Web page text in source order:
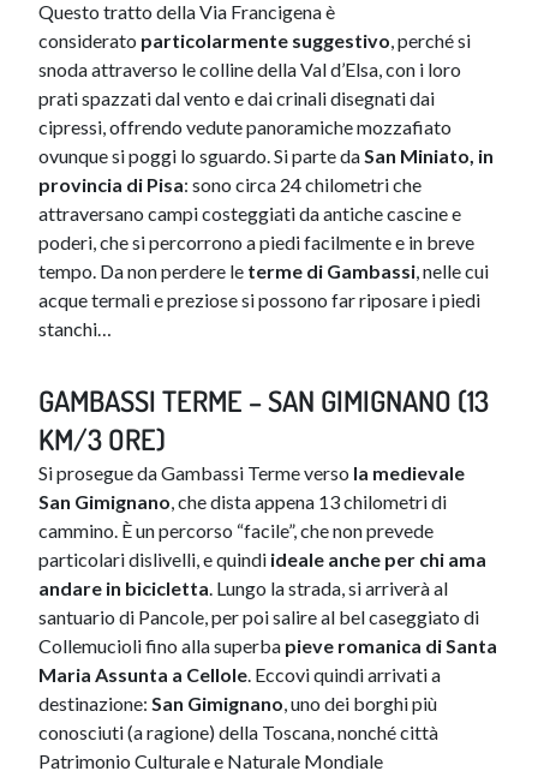
Questo tratto della Via Francigena è
considerato particolarmente suggestivo, perché si
snoda attraverso le colline della Val d’Elsa, con i loro
prati spazzati dal vento e dai crinali disegnati dai
cipressi, offrendo vedute panoramiche mozzafiato
ovunque si poggi lo sguardo. Si parte daSan Miniato, in
provincia di Pisa: sono circa 24 chilometri che
attraversano campi costeggiati da antiche cascine e
poderi, che si percorrono a piedi facilmente e in breve
tempo. Da non perdere le terme di Gambassi, nelle cui
acque termali e preziose si possono far riposare i piedi
stanchi…
GAMBASSI TERME – SAN GIMIGNANO (13
KM/3 ORE)
Si prosegue da Gambassi Terme verso la medievale
San Gimignano, che dista appena 13 chilometri di
cammino. È un percorso “facile”, che non prevede
particolari dislivelli, e quindi ideale anche per chi ama
andare in bicicletta. Lungo la strada, si arriverà al
santuario di Pancole, per poi salire al bel caseggiato di
Collemucioli fino alla superba pieve romanica di Santa
Maria Assunta a Cellole. Eccovi quindi arrivati a
destinazione: San Gimignano, uno dei borghi più
conosciuti (a ragione) della Toscana, nonché città
Patrimonio Culturale e Naturale Mondiale